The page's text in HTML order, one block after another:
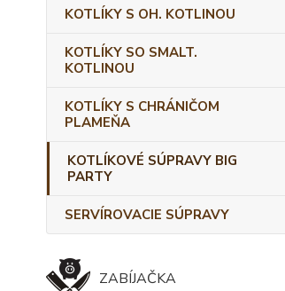
KOTLÍKY S OH. KOTLINOU
KOTLÍKY SO SMALT.
KOTLINOU
KOTLÍKY S CHRÁNIČOM
PLAMEŇA
KOTLÍKOVÉ SÚPRAVY BIG
PARTY
SERVÍROVACIE SÚPRAVY
ZABÍJAČKA